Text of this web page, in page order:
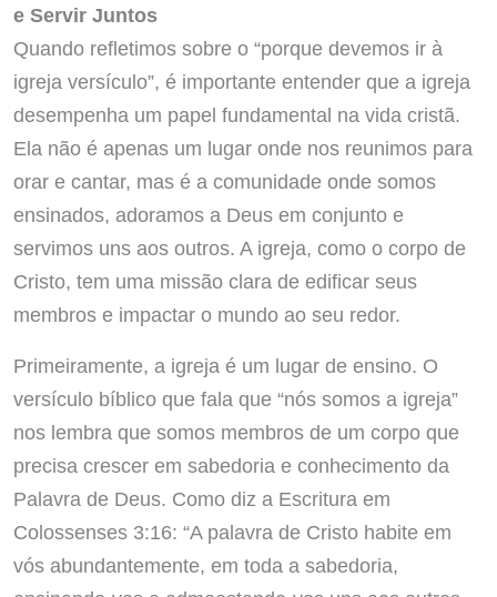
e Servir Juntos
Quando refletimos sobre o “porque devemos ir à
igreja versículo”, é importante entender que a igreja
desempenha um papel fundamental na vida cristã.
Ela não é apenas um lugar onde nos reunimos para
orar e cantar, mas é a comunidade onde somos
ensinados, adoramos a Deus em conjunto e
servimos uns aos outros. A igreja, como o corpo de
Cristo, tem uma missão clara de edificar seus
membros e impactar o mundo ao seu redor.
Primeiramente, a igreja é um lugar de ensino. O
versículo bíblico que fala que “nós somos a igreja”
nos lembra que somos membros de um corpo que
precisa crescer em sabedoria e conhecimento da
Palavra de Deus. Como diz a Escritura em
Colossenses 3:16: “A palavra de Cristo habite em
vós abundantemente, em toda a sabedoria,